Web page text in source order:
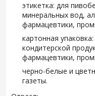
этикетка: для
минеральных вод,
фармацевтики,
картонная
кондитерской
фармацевтики,
черно-белые и
газеты.